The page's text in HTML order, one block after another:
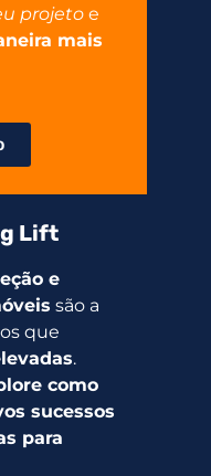
projetoe
mais
Lift
e
são a
que
.
como
sucessos
para